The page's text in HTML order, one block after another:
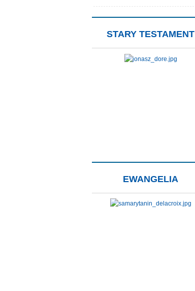
STARY TESTAMENT
EWANGELIA